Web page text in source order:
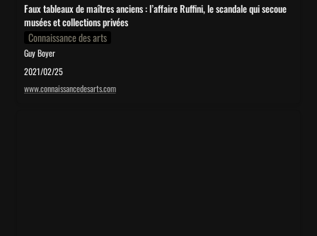
Faux tableaux de maîtres anciens : l’affaire Ruffini, le scandale qui secoue
musées et collections privées
Connaissance des arts
Guy Boyer
2021/02/25
www.connaissancedesarts.com